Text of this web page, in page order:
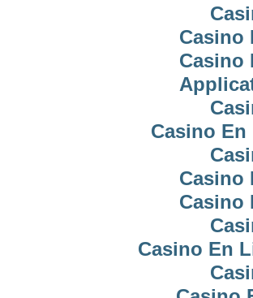
Casino
Casino
Casino En
Casino
Casino
Casino En